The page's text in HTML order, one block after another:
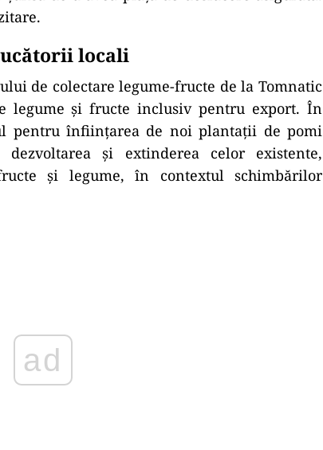
locali
de colectare legume-fructe de la Tomnatic
legume şi fructe inclusiv pentru export. În
pentru înfiinţarea de noi plantaţii de pomi
şi extinderea celor existente,
şi legume, în contextul schimbărilor